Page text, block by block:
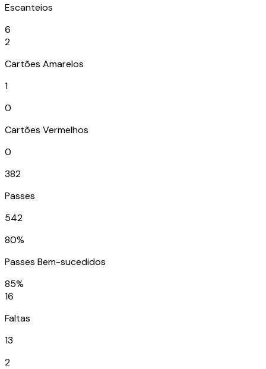
Escanteios
6
2
Cartões Amarelos
1
0
Cartões Vermelhos
0
382
Passes
542
80%
Passes Bem-sucedidos
85%
16
Faltas
13
2